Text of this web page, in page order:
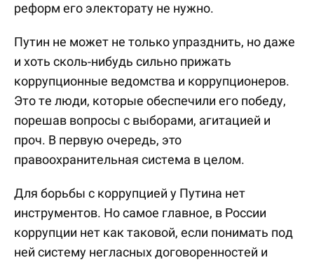
реформ его электорату не нужно.
Путин не может не только упразднить, но даже
и хоть сколь-нибудь сильно прижать
коррупционные ведомства и коррупционеров.
Это те люди, которые обеспечили его победу,
порешав вопросы с выборами, агитацией и
проч. В первую очередь, это
правоохранительная система в целом.
Для борьбы с коррупцией у Путина нет
инструментов. Но самое главное, в России
коррупции нет как таковой, если понимать под
ней систему негласных договоренностей и